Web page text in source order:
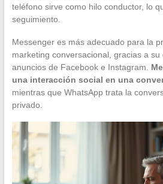
teléfono sirve como hilo conductor, lo
seguimiento.
Messenger es más adecuado para la
marketing conversacional, gracias a
anuncios de Facebook e Instagram.
una interacción social en una
mientras que WhatsApp trata la
privado.